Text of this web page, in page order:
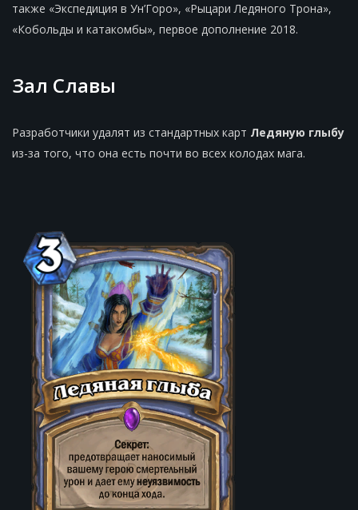
также «Экспедиция в Ун’Горо», «Рыцари Ледяного Трона»,
«Кобольды и катакомбы», первое дополнение 2018.
Зал Славы
Разработчики удалят из стандартных карт Ледяную глыбу
из-за того, что она есть почти во всех колодах мага.